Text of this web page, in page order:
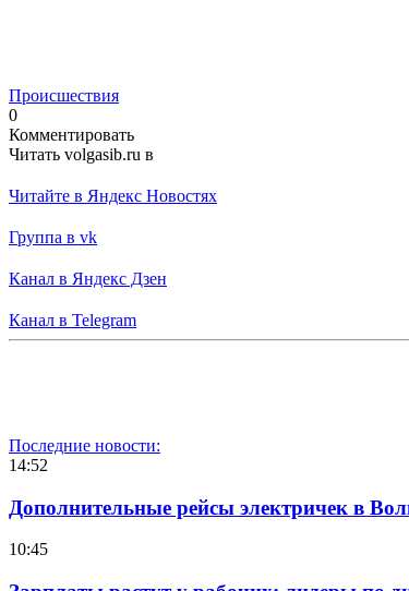
Происшествия
0
Комментировать
Читать volgasib.ru в
Читайте в Яндекс Новостях
Группа в vk
Канал в Яндекс Дзен
Канал в Telegram
Последние новости:
14:52
Дополнительные рейсы электричек в
10:45